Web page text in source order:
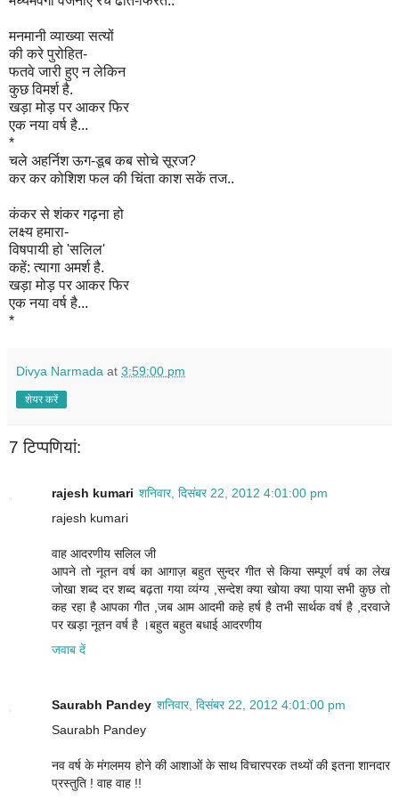
मनमानी व्याख्या सत्यों
की करे पुरोहित-
फतवे जारी हुए न लेकिन
कुछ विमर्श है.
खड़ा मोड़ पर आकर फिर
एक नया वर्ष है...
*
चले अहर्निश ऊग-डूब कब सोचे सूरज?
कर कर कोशिश फल की चिंता काश सकें तज..
कंकर से शंकर गढ़ना हो
लक्ष्य हमारा-
विषपायी हो 'सलिल'
कहें: त्यागा अमर्श है.
खड़ा मोड़ पर आकर फिर
एक नया वर्ष है...
*
Divya Narmada at 3:59:00 pm
शेयर करें
7 टिप्‍पणियां:
rajesh kumari शनिवार, दिसंबर 22, 2012 4:01:00 pm
rajesh kumari
वाह आदरणीय सलिल जी
आपने तो नूतन वर्ष का आगाज़ बहुत सुन्दर गीत से किया सम्पूर्ण वर्ष का लेख
जोखा शब्द दर शब्द बढ़ता गया व्यंग्य ,सन्देश क्या खोया क्या पाया सभी कुछ तो
कह रहा है आपका गीत ,जब आम आदमी कहे हर्ष है तभी सार्थक वर्ष है ,दरवाजे
पर खड़ा नूतन वर्ष है ।बहुत बहुत बधाई आदरणीय
जवाब दें
Saurabh Pandey शनिवार, दिसंबर 22, 2012 4:01:00 pm
Saurabh Pandey
नव वर्ष के मंगलमय होने की आशाओं के साथ विचारपरक तथ्यों की इतना शानदार
प्रस्तुति ! वाह वाह !!